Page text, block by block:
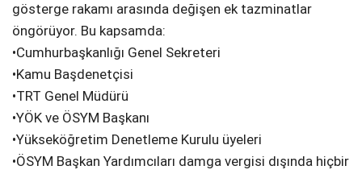
gösterge rakamı arasında değişen ek tazminatlar
öngörüyor. Bu kapsamda:
•Cumhurbaşkanlığı Genel Sekreteri
•Kamu Başdenetçisi
•TRT Genel Müdürü
•YÖK ve ÖSYM Başkanı
•Yükseköğretim Denetleme Kurulu üyeleri
•ÖSYM Başkan Yardımcıları damga vergisi dışında hiçbir